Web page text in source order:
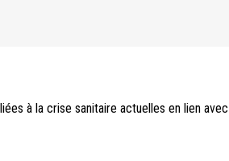
à la crise sanitaire actuelles en lien